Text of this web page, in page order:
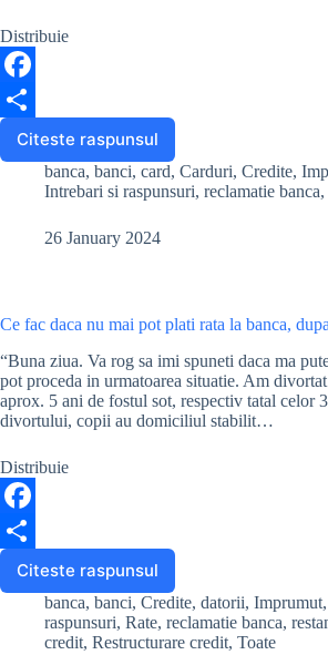
Distribuie
F
Citeste raspunsul
Ce
fac
daca
s-
si
mai
pot
plati
rata
banca, banci, card, Carduri, Credite,
Intrebari si raspunsuri, reclamatie banca,
26 January 2024
Ce fac daca nu mai pot plati rata la banca,
“Buna ziua. Va rog sa imi spuneti daca ma
pot proceda in urmatoarea situatie. Am
aprox. 5 ani de fostul sot, respectiv tatal celor
divortului, copii au domiciliul stabilit…
Distribuie
F
Citeste raspunsul
Ce
fac
daca
nu
banca, banci, Credite, datorii, Imprumut,
raspunsuri, Rate, reclamatie banca,
credit, Restructurare credit, Toate